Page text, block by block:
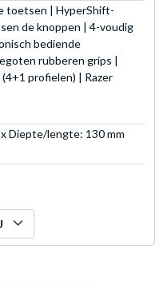
toetsen | HyperShift-
de knoppen | 4-voudig
bediende
rubberen grips |
profielen) | Razer
Diepte/lengte: 130 mm